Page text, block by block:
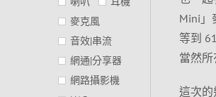
Mini」
等到
當然
這次的
麥克風
音效|串流
網通|分享器
網路攝影機